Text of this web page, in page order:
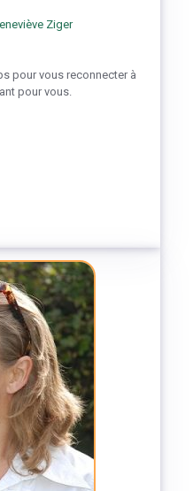
Ziger
pour vous reconnecter à
pour vous.